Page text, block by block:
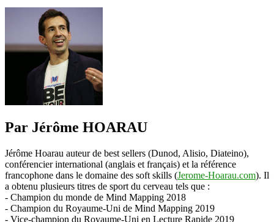
Par Jérôme HOARAU
Jérôme Hoarau auteur de best sellers (Dunod, Alisio, Diateino),
conférencier international (anglais et français) et la référence
francophone dans le domaine des soft skills (Jerome-Hoarau.com). Il
a obtenu plusieurs titres de sport du cerveau tels que :
- Champion du monde de Mind Mapping 2018
- Champion du Royaume-Uni de Mind Mapping 2019
- Vice-champion du Royaume-Uni en Lecture Rapide 2019